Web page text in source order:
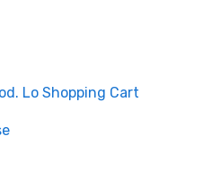
Lo Shopping Cart